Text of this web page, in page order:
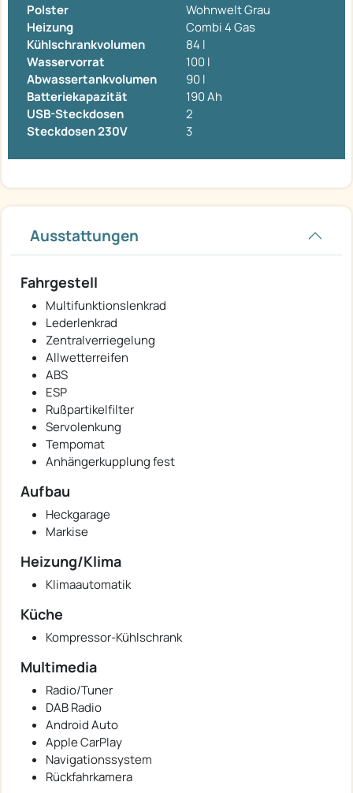
Polster
Wohnwelt Grau
Heizung
Combi 4 Gas
Kühlschrankvolumen
84 l
Wasservorrat
100 l
Abwassertankvolumen
90 l
Batteriekapazität
190 Ah
USB-Steckdosen
2
Steckdosen 230V
3
Ausstattungen
Fahrgestell
Multifunktionslenkrad
Lederlenkrad
Zentralverriegelung
Allwetterreifen
ABS
ESP
Rußpartikelfilter
Servolenkung
Tempomat
Anhängerkupplung fest
Aufbau
Heckgarage
Markise
Heizung/Klima
Klimaautomatik
Küche
Kompressor-Kühlschrank
Multimedia
Radio/Tuner
DAB Radio
Android Auto
Apple CarPlay
Navigationssystem
Rückfahrkamera